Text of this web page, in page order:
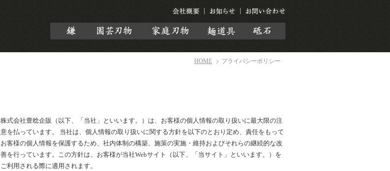
HOME プライバシーポリシー
株式会社豊稔企販（以下、「当社」といいます。）は、お客様の個人情報の取り扱いに最大限の注
意を払っています。 当社は、個人情報の取り扱いに関する方針を以下のとおり定め、責任をもって
お客様の個人情報を保護するため、社内体制の構築、施策の実施・維持およびそれらの継続的な改
善を行っています。この方針は、お客様が当社Webサイト（以下、「当サイト」といいます。）を
ご利用される際に適用されます。